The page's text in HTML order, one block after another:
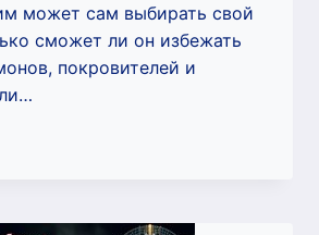
может сам выбирать свой
сможет ли он избежать
покровителей и